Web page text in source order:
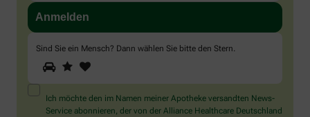
Sind Sie ein Mensch? Dann wählen Sie bitte den Stern.
Sind
Sie
ein
Mensch?
Dann
1 2
Ich möchte den im Namen meiner Apotheke versandten News-
Service abonnieren, der von der Alliance Healthcare Deutschland